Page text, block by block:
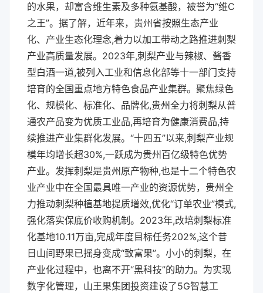
的水果，却富含维生素及多种氨基酸，被誉为“维C
之王”。据了解，近年来，贵州省按照生态产业
化、产业生态化理念,着力以加工带动之路推进刺梨
产业高质量发展。2023年,刺梨产业与辣椒、酱香
型白酒一道,被列入工业和信息化部等十一部门支持
培育的全国重点地方特色食品产业集群。聚焦绿色
化、规模化、标准化、品牌化,贵州全力将刺梨从普
通农产品变为优质工业品,再培育为健康消费品,持
续推进产业集群化发展。“十四五”以来,刺梨产业规
模年均增长超30%,一跃成为贵州百亿级特色优势
产业。发挥刺梨是贵州原产物种,也是十二个特色农
业产业中在全国最具唯一产业的资源优势，贵州全
力推动刺梨种植基地提质增效,优化“订单农业”模式,
强化落实保底价收购机制。2023年,改培刺梨标准
化基地10.11万亩,完成年度目标任务202%,这个昔
日山间野果已摇身变成“致富果”。小小的刺梨，在
产业化过程中，也离不开“黑科技”的助力。为实现
数字化管理，山王果集团投资建设了5G智慧工